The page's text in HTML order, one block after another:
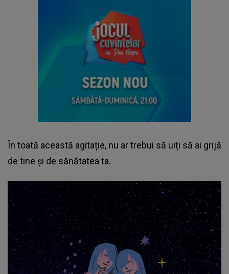
În toată această agitație, nu ar trebui să uiți să ai grijă
de tine și de sănătatea ta.